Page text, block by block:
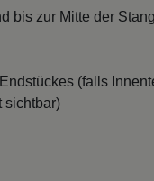
bis zur Mitte der
(falls
sichtbar)